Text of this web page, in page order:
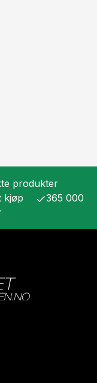
produkter
kjøp check365 000